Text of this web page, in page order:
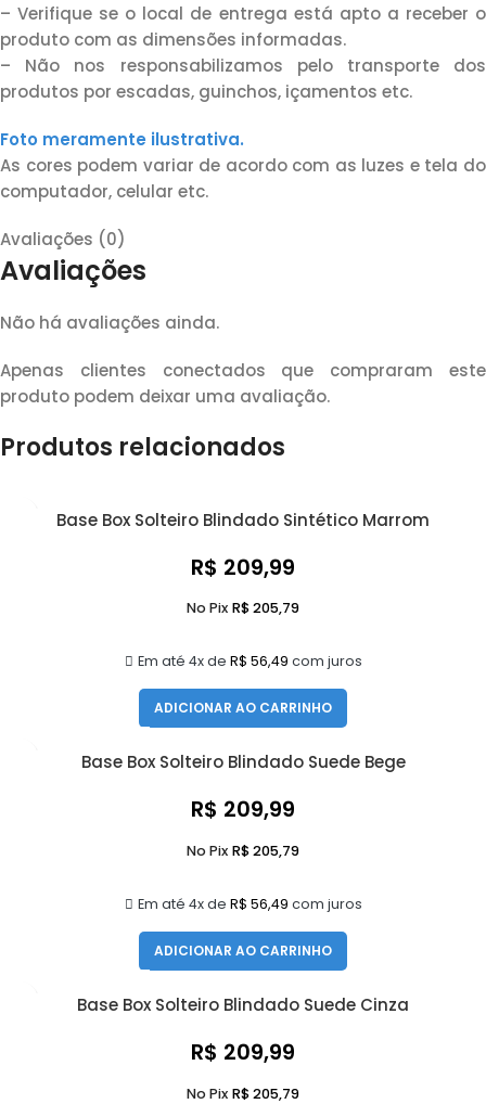
– Verifique se o local de entrega está apto a receber o
produto com as dimensões informadas.
– Não nos responsabilizamos pelo transporte dos
produtos por escadas, guinchos, içamentos etc.
Foto meramente ilustrativa.
As cores podem variar de acordo com as luzes e tela do
computador, celular etc.
Avaliações (0)
Avaliações
Não há avaliações ainda.
Apenas clientes conectados que compraram este
produto podem deixar uma avaliação.
Produtos relacionados
Base Box Solteiro Blindado Sintético Marrom
R$ 209,99
Em até 4x de R$ 56,49 com juros
No Pix R$205,79
ADICIONAR AO CARRINHO
Base Box Solteiro Blindado Suede Bege
R$ 209,99
Em até 4x de R$ 56,49 com juros
No Pix R$205,79
ADICIONAR AO CARRINHO
Base Box Solteiro Blindado Suede Cinza
R$ 209,99
No Pix R$205,79